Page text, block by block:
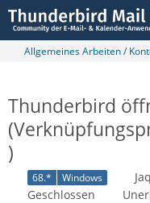
Allgemeines Arbeiten /
Thunderbird
)
68.* Windows
Geschlossen